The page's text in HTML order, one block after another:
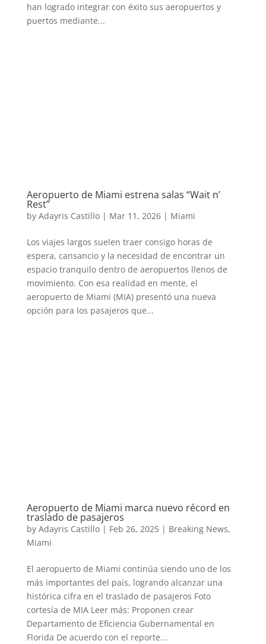
han logrado integrar con éxito sus aeropuertos y
puertos mediante...
Aeropuerto de Miami estrena salas “Wait n’
Rest”
by Adayris Castillo| Mar 11, 2026| Miami
Los viajes largos suelen traer consigo horas de
espera, cansancio y la necesidad de encontrar un
espacio tranquilo dentro de aeropuertos llenos de
movimiento. Con esa realidad en mente, el
aeropuerto de Miami (MIA) presentó una nueva
opción para los pasajeros que...
Aeropuerto de Miami marca nuevo récord en
traslado de pasajeros
by Adayris Castillo| Feb 26, 2025| Breaking News,
Miami
El aeropuerto de Miami continúa siendo uno de los
más importantes del país, logrando alcanzar una
histórica cifra en el traslado de pasajeros Foto
cortesía de MIA Leer más: Proponen crear
Departamento de Eficiencia Gubernamental en
Florida De acuerdo con el reporte...